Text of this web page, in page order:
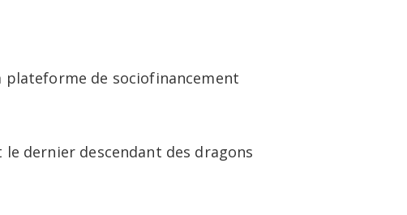
plateforme de sociofinancement
le dernier descendant des dragons